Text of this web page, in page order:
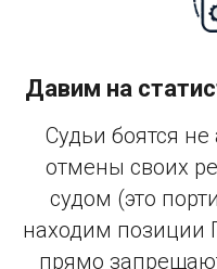
Давим на
Судьи боятся не
отмены своих
судом (это
находим позиции
прямо